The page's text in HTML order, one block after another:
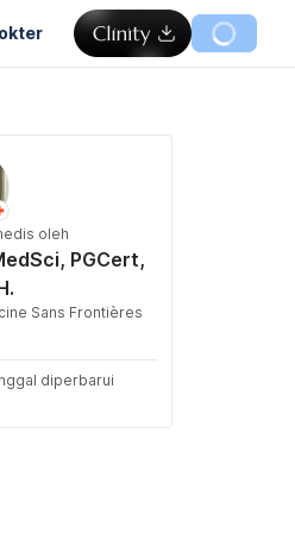
oleh
PGCert,
Sans Frontières
diperbarui